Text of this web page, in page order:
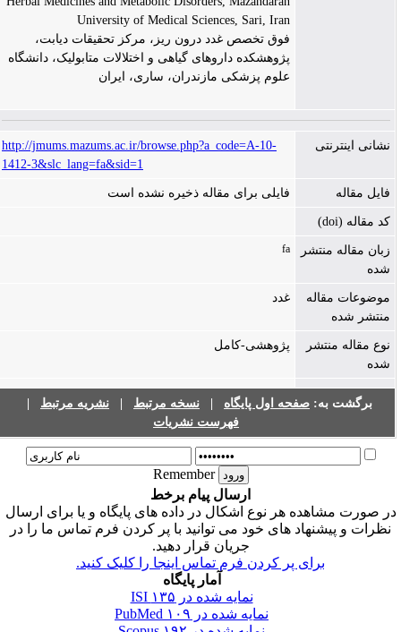
University of Medical Sciences, Sari, Iran
فوق تخصص غدد درون ریز، مرکز تحقیقات دیابت،
پژوهشکده داروهای گیاهی و اختلالات متابولیک، دانشگاه
علوم پزشکی مازندران، ساری، ایران
نشانی اینترنتی
http://jmums.mazums.ac.ir/browse.php?a_code=A-10-
1412-3&slc_lang=fa&sid=1
فایل مقاله فایلی برای مقاله ذخیره نشده است
کد مقاله (doi)
زبان مقاله منتشر
شده
موضوعات مقاله
منتشر شده
غدد
نوع مقاله منتشر
شده
پژوهشی-کامل
برگشت به:صفحه اول پایگاه| نسخه مرتبط| نشریه مرتبط|
فهرست نشریات
Remember
ارسال پیام برخط
صورت مشاهده هر نوع اشکال در داده های پایگاه و یا برای ارسال
نظرات و پیشنهاد های خود می توانید با پر کردن فرم تماس ما را در
جریان قرار دهید.
برای پر کردن فرم تماس اینجا را کلیک کنید.
آمار پایگاه
نمایه شده در ISI۱۳۵
نمایه شده در PubMed۱۰۹